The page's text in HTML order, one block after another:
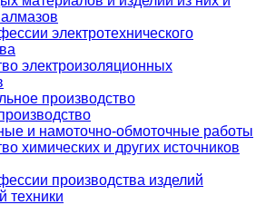
электротехнического
электроизоляционных
производство
и намоточно-обмоточные работы
химических и других источников
производства изделий
техники